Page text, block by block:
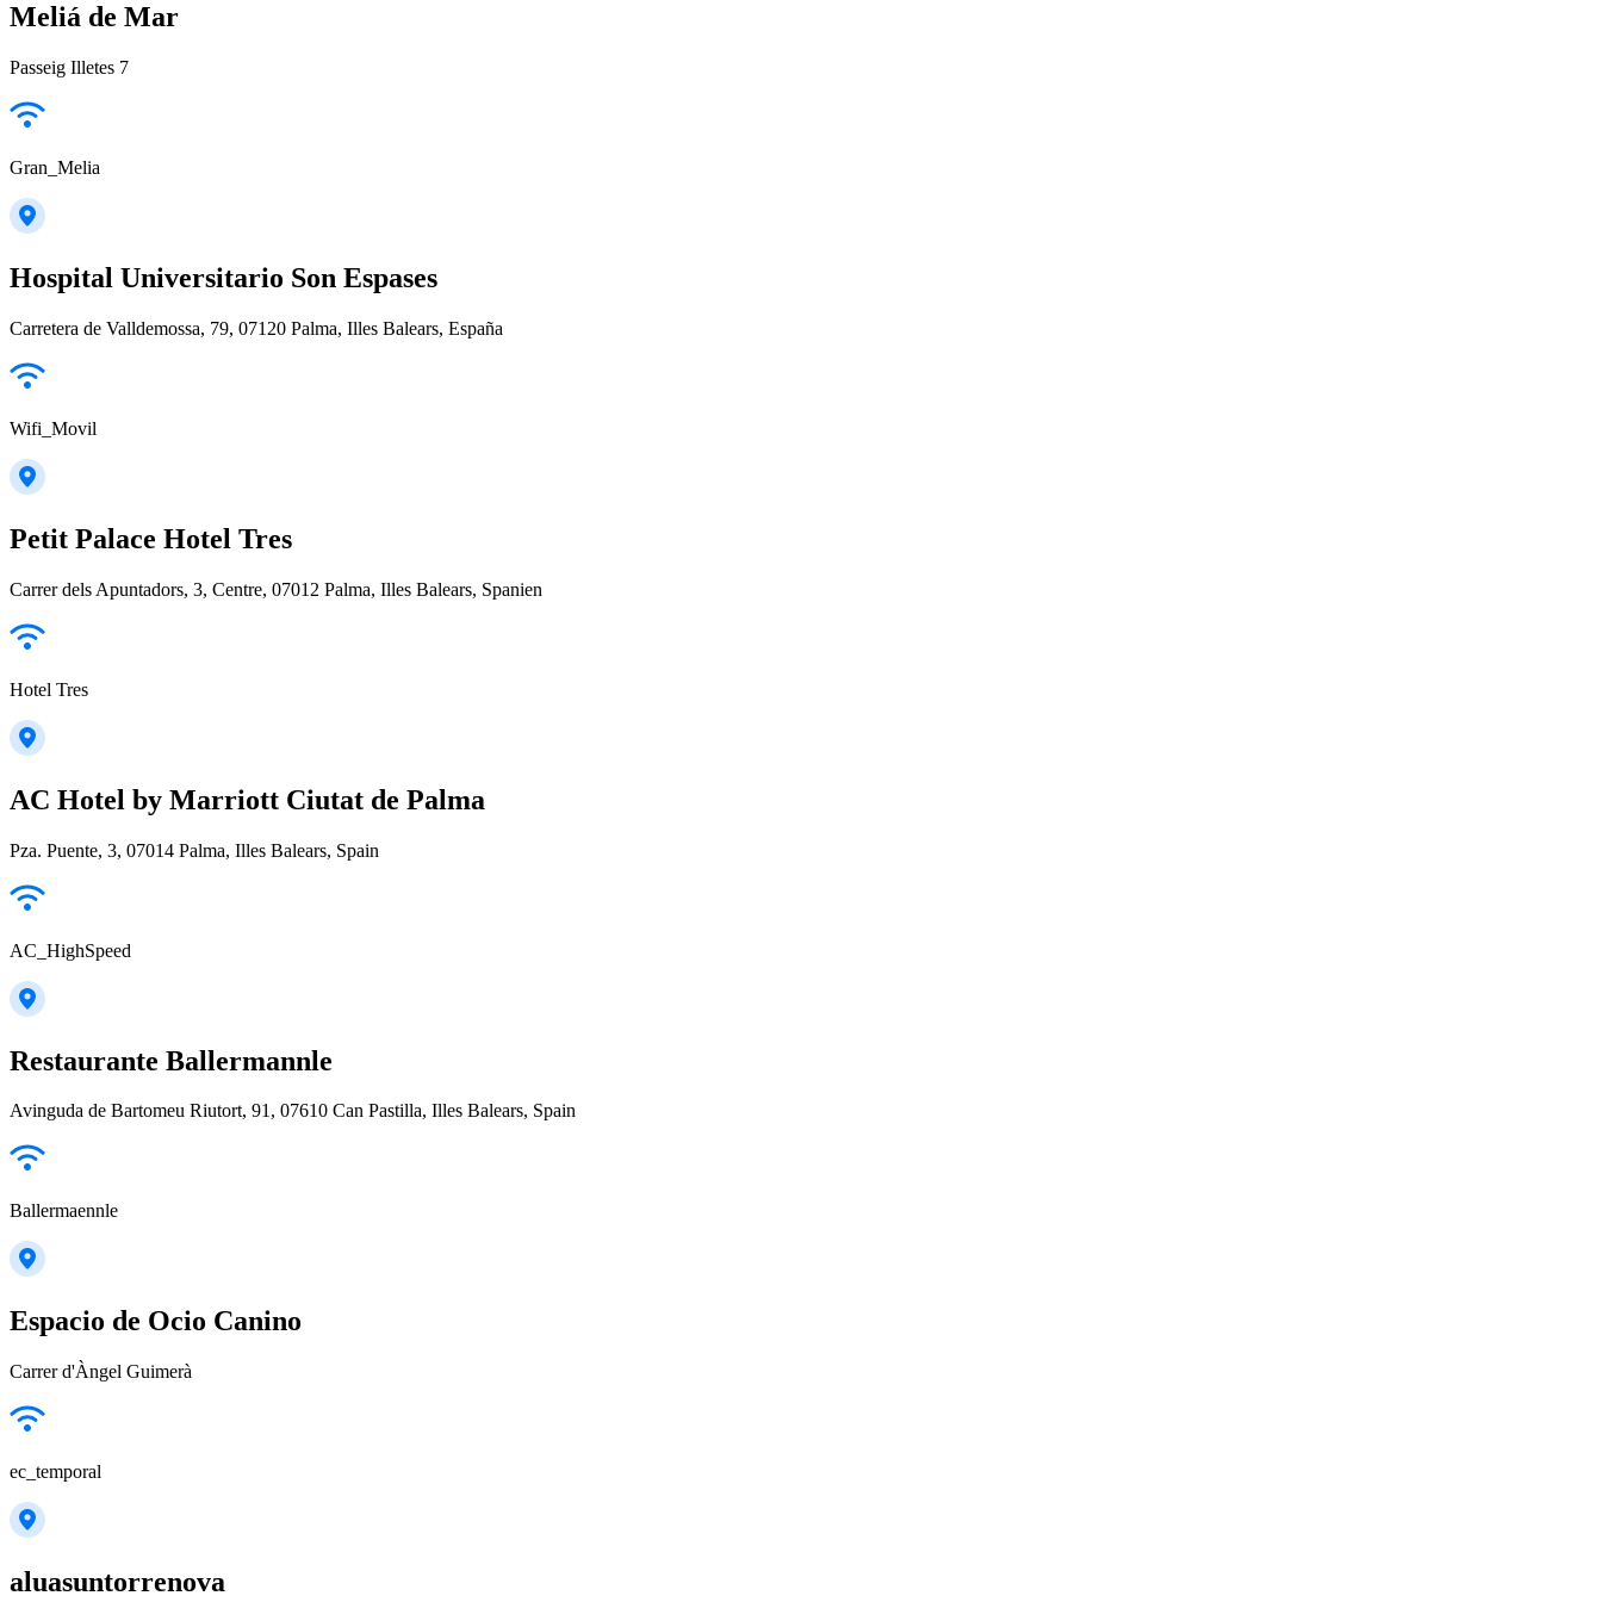
Meliá de Mar
Passeig Illetes 7
Gran_Melia
Hospital Universitario Son Espases
Carretera de Valldemossa, 79, 07120 Palma, Illes Balears, España
Wifi_Movil
Petit Palace Hotel Tres
Carrer dels Apuntadors, 3, Centre, 07012 Palma, Illes Balears, Spanien
Hotel Tres
AC Hotel by Marriott Ciutat de Palma
Pza. Puente, 3, 07014 Palma, Illes Balears, Spain
AC_HighSpeed
Restaurante Ballermannle
Avinguda de Bartomeu Riutort, 91, 07610 Can Pastilla, Illes Balears, Spain
Ballermaennle
Espacio de Ocio Canino
Carrer d'Àngel Guimerà
ec_temporal
aluasuntorrenova